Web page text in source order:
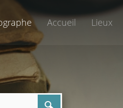
Accueil Lieux